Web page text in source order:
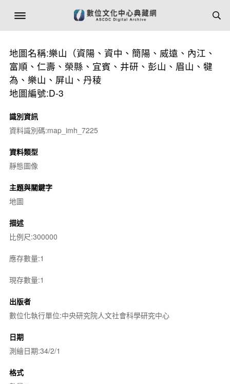
地圖名稱:樂山（資陽、資中、簡陽、威遠、內江、
富順、仁壽、榮縣、宜賓、井研、彭山、眉山、犍
為、樂山、屏山、丹稜
地圖編號:D-3
識別資訊
資料識別碼:map_imh_7225
資料類型
靜態圖像
主題與關鍵字
地圖
描述
比例尺:300000
應存數量:1
現存數量:1
出版者
數位化執行單位:中央研究院人文社會科學研究中心
日期
測繪日期:34/2/1
格式